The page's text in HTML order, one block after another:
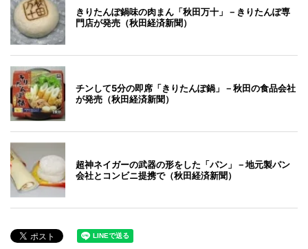
きりたんぽ鍋味の肉まん「秋田万十」－きりたんぽ専
門店が発売（秋田経済新聞）
チンして5分の即席「きりたんぽ鍋」－秋田の食品会社
が発売（秋田経済新聞）
超神ネイガーの武器の形をした「パン」－地元製パン
会社とコンビニ提携で（秋田経済新聞）